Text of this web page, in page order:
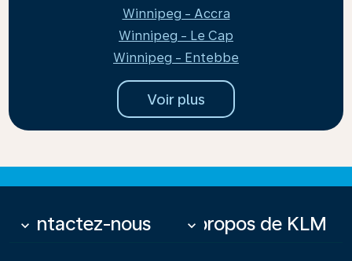
Winnipeg - Accra
Winnipeg - Le Cap
Winnipeg - Entebbe
Voir plus
Contactez-nous
keyboard_arrow_down À propos de KLM
keyboard_arrow_down